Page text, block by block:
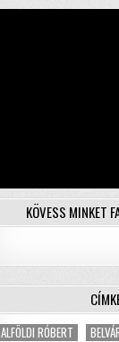
KÖVESS MINKET
ALFÖLDI RÓBERT